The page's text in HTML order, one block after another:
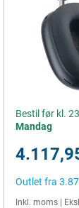
Bestil før kl.
Mandag
Outlet fra
Inkl. moms